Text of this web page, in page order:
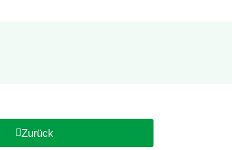
Zurück